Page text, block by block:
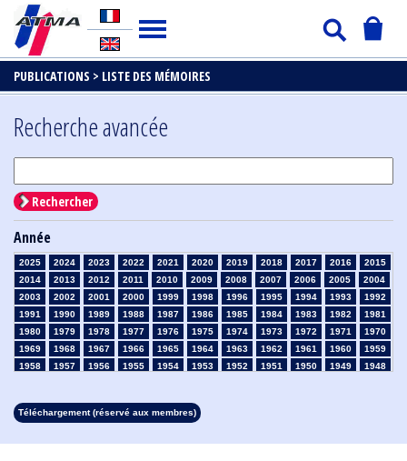
PUBLICATIONS > LISTE DES MÉMOIRES
Recherche avancée
Rechercher
Année
2025 2024 2023 2022 2021 2020 2019 2018 2017 2016
2015
2014
2013 2012 2011 2010 2009 2008 2007 2006 2005
2004
2003
2002 2001 2000 1999 1998 1996 1995 1994 1993
1992
1991
1990 1989 1988 1987 1986 1985 1984 1983 1982
1981
1980
1979 1978 1977 1976 1975 1974 1973 1972 1971
1970
1969
1968 1967 1966 1965 1964 1963 1962 1961 1960
1959
1958
1957 1956 1955 1954 1953 1952 1951 1950 1949
1948
1913
1912 1911 1910 1909 1908
Téléchargement (réservé aux membres)